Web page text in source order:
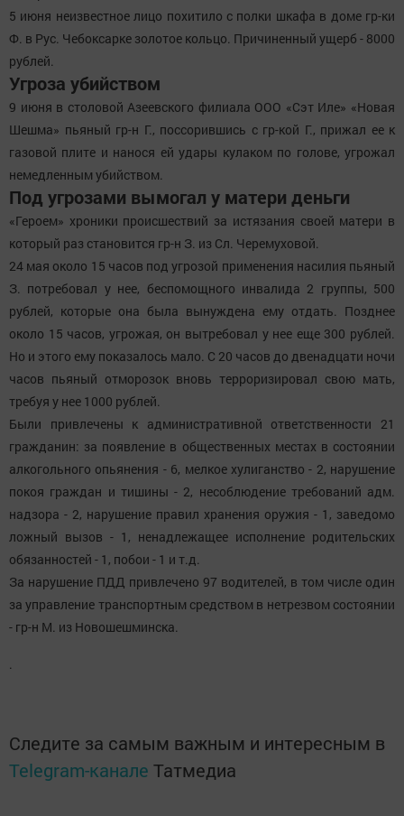
5 июня неизвестное лицо похитило с полки шкафа в доме гр-ки
Ф. в Рус. Чебоксарке золотое кольцо. Причиненный ущерб - 8000
рублей.
Угроза убийством
9 июня в столовой Азеевского филиала ООО «Сэт Иле» «Новая
Шешма» пьяный гр-н Г., поссорившись с гр-кой Г., прижал ее к
газовой плите и нанося ей удары кулаком по голове, угрожал
немедленным убийством.
Под угрозами вымогал у матери деньги
«Героем» хроники происшествий за истязания своей матери в
который раз становится гр-н З. из Сл. Черемуховой.
24 мая около 15 часов под угрозой применения насилия пьяный
З. потребовал у нее, беспомощного инвалида 2 группы, 500
рублей, которые она была вынуждена ему отдать. Позднее
около 15 часов, угрожая, он вытребовал у нее еще 300 рублей.
Но и этого ему показалось мало. С 20 часов до двенадцати ночи
часов пьяный отморозок вновь терроризировал свою мать,
требуя у нее 1000 рублей.
Были привлечены к административной ответственности 21
гражданин: за появление в общественных местах в состоянии
алкогольного опьянения - 6, мелкое хулиганство - 2, нарушение
покоя граждан и тишины - 2, несоблюдение требований адм.
надзора - 2, нарушение правил хранения оружия - 1, заведомо
ложный вызов - 1, ненадлежащее исполнение родительских
обязанностей - 1, побои - 1 и т.д.
За нарушение ПДД привлечено 97 водителей, в том числе один
за управление транспортным средством в нетрезвом состоянии
- гр-н М. из Новошешминска.
.
Следите за самым важным и интересным в
Telegram-канале Татмедиа